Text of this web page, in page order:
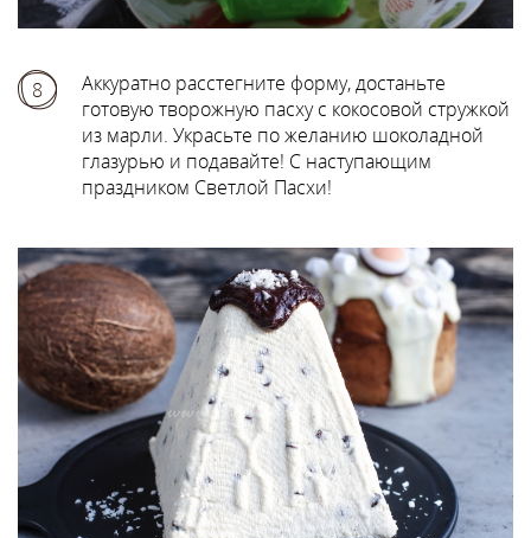
8
Аккуратно расстегните форму, достаньте
готовую творожную пасху с кокосовой стружкой
из марли. Украсьте по желанию шоколадной
глазурью и подавайте! С наступающим
праздником Светлой Пасхи!